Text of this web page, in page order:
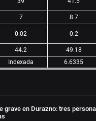
7 8.7
0.02 0.2
44.2
49.18
Indexada 6.6335
grave en Durazno: tres